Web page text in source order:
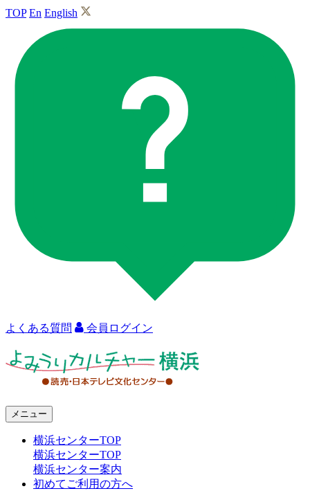
TOP En English
よくある質問 会員ログイン
メニュー
横浜センターTOP
横浜センターTOP
横浜センター案内
初めてご利用の方へ